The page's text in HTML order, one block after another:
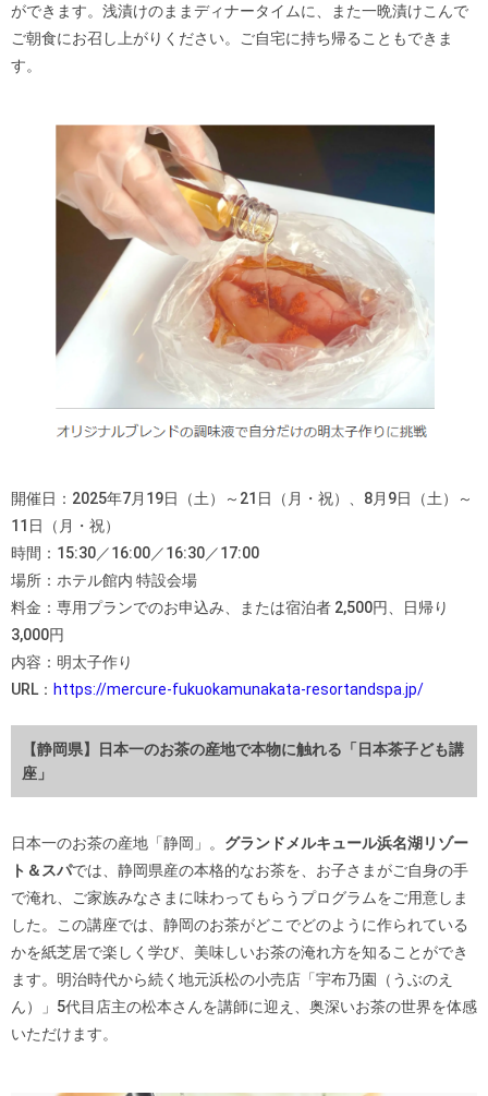
ができます。浅漬けのままディナータイムに、また一晩漬けこんで
ご朝食にお召し上がりください。ご自宅に持ち帰ることもできま
す。
開催日：2025年7月19日（土）～21日（月・祝）、8月9日（土）～
11日（月・祝）
時間：15:30／16:00／16:30／17:00
場所：ホテル館内 特設会場
料金：専用プランでのお申込み、または宿泊者 2,500円、日帰り
3,000円
内容：明太子作り
URL： https://mercure-fukuokamunakata-resortandspa.jp/
【静岡県】日本一のお茶の産地で本物に触れる「日本茶子ども講
座」
日本一のお茶の産地「静岡」。 グランドメルキュール浜名湖リゾー
ト＆スパでは、静岡県産の本格的なお茶を、お子さまがご自身の手
で淹れ、ご家族みなさまに味わってもらうプログラムをご用意しま
した。この講座では、静岡のお茶がどこでどのように作られている
かを紙芝居で楽しく学び、美味しいお茶の淹れ方を知ることができ
ます。明治時代から続く地元浜松の小売店「宇布乃園（うぶのえ
ん）」5代目店主の松本さんを講師に迎え、奥深いお茶の世界を体感
いただけます。